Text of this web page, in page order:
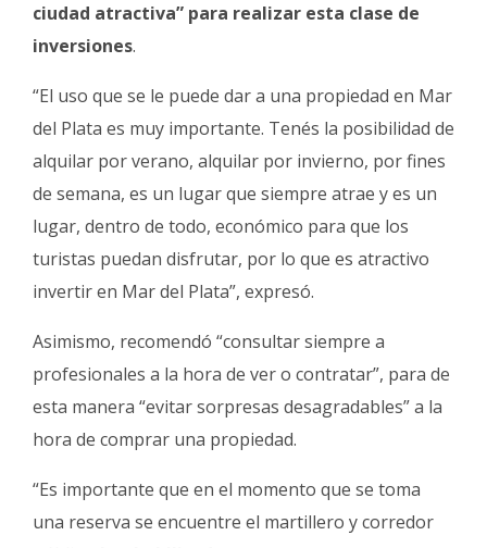
ciudad atractiva” para realizar esta clase de
inversiones.
“El uso que se le puede dar a una propiedad en Mar
del Plata es muy importante. Tenés la posibilidad de
alquilar por verano, alquilar por invierno, por fines
de semana, es un lugar que siempre atrae y es un
lugar, dentro de todo, económico para que los
turistas puedan disfrutar, por lo que es atractivo
invertir en Mar del Plata”, expresó.
Asimismo, recomendó “consultar siempre a
profesionales a la hora de ver o contratar”, para de
esta manera “evitar sorpresas desagradables” a la
hora de comprar una propiedad.
“Es importante que en el momento que se toma
una reserva se encuentre el martillero y corredor